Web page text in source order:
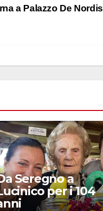
a Palazzo De Nordis
Seregno a
per i 104